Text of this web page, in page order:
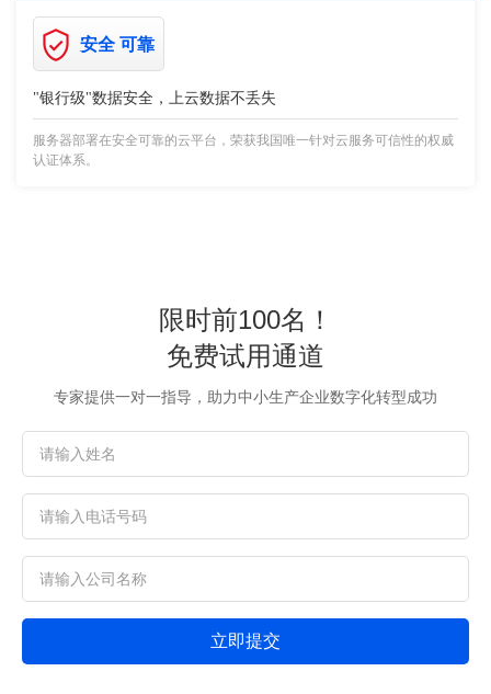
安全 可靠
"银行级"数据安全，上云数据不丢失
服务器部署在安全可靠的云平台，荣获我国唯一针对云服务可信性的权威
认证体系。
限时前100名！
免费试用通道
专家提供一对一指导，助力中小生产企业数字化转型成功
立即提交